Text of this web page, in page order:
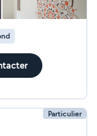
Particulier